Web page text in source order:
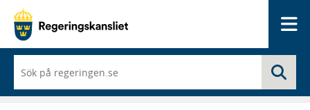
du
börjar
skriva